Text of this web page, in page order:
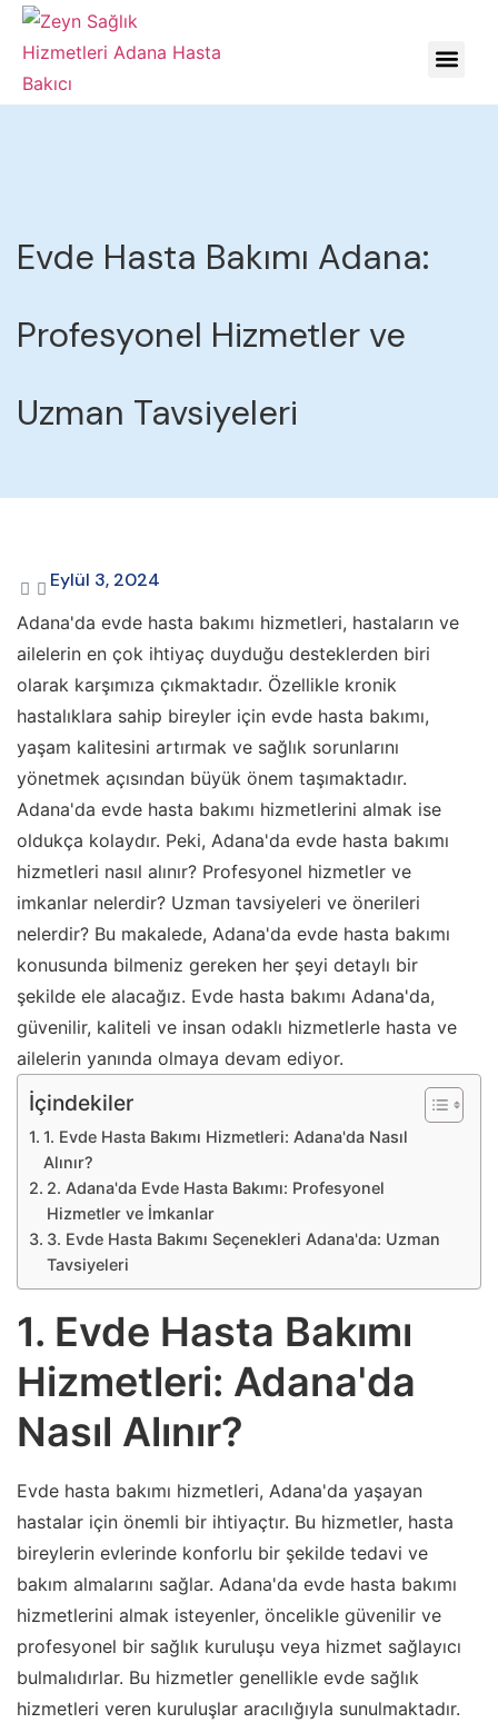
Evde Hasta Bakımı Adana:
Profesyonel Hizmetler ve
Uzman Tavsiyeleri
Eylül 3, 2024
Adana'da evde hasta bakımı hizmetleri, hastaların ve
ailelerin en çok ihtiyaç duyduğu desteklerden biri
olarak karşımıza çıkmaktadır. Özellikle kronik
hastalıklara sahip bireyler için evde hasta bakımı,
yaşam kalitesini artırmak ve sağlık sorunlarını
yönetmek açısından büyük önem taşımaktadır.
Adana'da evde hasta bakımı hizmetlerini almak ise
oldukça kolaydır. Peki, Adana'da evde hasta bakımı
hizmetleri nasıl alınır? Profesyonel hizmetler ve
imkanlar nelerdir? Uzman tavsiyeleri ve önerileri
nelerdir? Bu makalede, Adana'da evde hasta bakımı
konusunda bilmeniz gereken her şeyi detaylı bir
şekilde ele alacağız. Evde hasta bakımı Adana'da,
güvenilir, kaliteli ve insan odaklı hizmetlerle hasta ve
ailelerin yanında olmaya devam ediyor.
İçindekiler
1. Evde Hasta Bakımı Hizmetleri: Adana'da Nasıl
Alınır?
2. Adana'da Evde Hasta Bakımı: Profesyonel
Hizmetler ve İmkanlar
3. Evde Hasta Bakımı Seçenekleri Adana'da: Uzman
Tavsiyeleri
1. Evde Hasta Bakımı
Hizmetleri: Adana'da
Nasıl Alınır?
Evde hasta bakımı hizmetleri, Adana'da yaşayan
hastalar için önemli bir ihtiyaçtır. Bu hizmetler, hasta
bireylerin evlerinde konforlu bir şekilde tedavi ve
bakım almalarını sağlar. Adana'da evde hasta bakımı
hizmetlerini almak isteyenler, öncelikle güvenilir ve
profesyonel bir sağlık kuruluşu veya hizmet sağlayıcı
bulmalıdırlar. Bu hizmetler genellikle evde sağlık
hizmetleri veren kuruluşlar aracılığıyla sunulmaktadır.